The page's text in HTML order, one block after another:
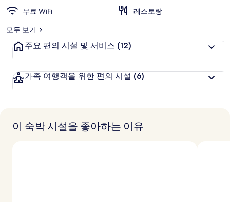
무료 WiFi
레스토랑
모두 보기
주요 편의 시설 및 서비스 (12)
가족 여행객을 위한 편의 시설 (6)
이 숙박 시설을 좋아하는 이유